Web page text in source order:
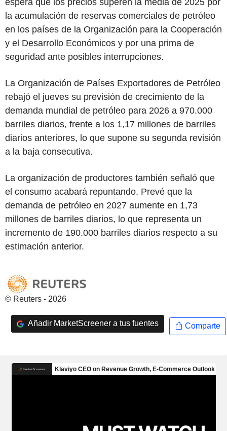
la acumulación de reservas comerciales de petróleo
en los países de la Organización para la Cooperación
y el Desarrollo Económicos y por una prima de
seguridad ante posibles interrupciones.
La Organización de Países Exportadores de Petróleo
rebajó el jueves su previsión de crecimiento de la
demanda mundial de petróleo para 2026 a 970.000
barriles diarios, frente a los 1,17 millones de barriles
diarios anteriores, lo que supone su segunda revisión
a la baja consecutiva.
La organización de productores también señaló que
el consumo acabará repuntando. Prevé que la
demanda de petróleo en 2027 aumente en 1,73
millones de barriles diarios, lo que representa un
incremento de 190.000 barriles diarios respecto a su
estimación anterior.
© Reuters - 2026
Añadir MarketScreener a tus fuentes Comparte